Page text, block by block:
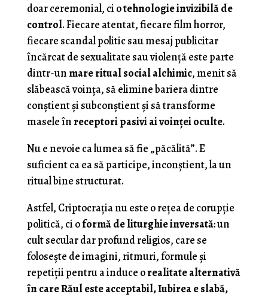
doar ceremonial, ci otehnologie invizibilă de
control. Fiecare atentat, fiecare film horror,
fiecare scandal politic sau mesaj publicitar
încărcat de sexualitate sau violență este parte
dintr-unmare ritual social alchimic, menit să
slăbească voința, să elimine bariera dintre
conștient și subconștient și să transforme
masele înreceptori pasivi ai voinței oculte.
Nu e nevoie ca lumea să fie „păcălită”. E
suficient ca ea să participe, inconștient, la un
ritual bine structurat.
Astfel, Criptocrația nu este o rețea de corupție
politică, ci oformă de liturghie inversată: un
cult secular dar profund religios, care se
folosește de imagini, ritmuri, formule și
repetiții pentru a induce orealitate alternativă
în care Răul este acceptabil, Iubirea e slabă,